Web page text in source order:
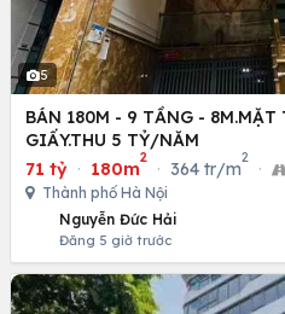
5
BÁN 180M - 9 TẦNG -
GIẤY.THU 5 TỶ/NĂM
71 tỷ · 180m
2
· 364 tr/m
2
·
Thành phố Hà Nội
Nguyễn Đức Hải
Đăng 5 giờ trước